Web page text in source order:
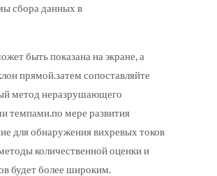
сбора данных в
быть показана на экране, а
прямой.затем сопоставляйте
метод неразрушающего
темпами.по мере развития
для обнаружения вихревых токов
количественной оценки и
будет более широким.